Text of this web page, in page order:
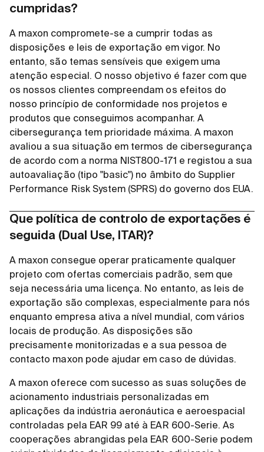
cumpridas?
A maxon compromete-se a cumprir todas as
disposições e leis de exportação em vigor. No
entanto, são temas sensíveis que exigem uma
atenção especial. O nosso objetivo é fazer com que
os nossos clientes compreendam os efeitos do
nosso princípio de conformidade nos projetos e
produtos que conseguimos acompanhar. A
cibersegurança tem prioridade máxima. A maxon
avaliou a sua situação em termos de cibersegurança
de acordo com a norma NIST800-171 e registou a sua
autoavaliação (tipo "basic") no âmbito do Supplier
Performance Risk System (SPRS) do governo dos EUA.
Que política de controlo de exportações é
seguida (Dual Use, ITAR)?
A maxon consegue operar praticamente qualquer
projeto com ofertas comerciais padrão, sem que
seja necessária uma licença. No entanto, as leis de
exportação são complexas, especialmente para nós
enquanto empresa ativa a nível mundial, com vários
locais de produção. As disposições são
precisamente monitorizadas e a sua pessoa de
contacto maxon pode ajudar em caso de dúvidas.
A maxon oferece com sucesso as suas soluções de
acionamento industriais personalizadas em
aplicações da indústria aeronáutica e aeroespacial
controladas pela EAR 99 até à EAR 600-Serie. As
cooperações abrangidas pela EAR 600-Serie podem